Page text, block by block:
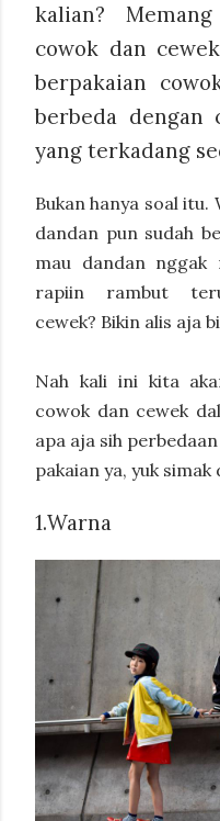
kalian?
cowok dan
berpakaian
berbeda dengan
yang terkadang
Bukan hanya soal
dandan pun sudah
mau dandan nggak
rapiin rambut
cewek? Bikin alis aja
Nah kali ini kita
cowok dan cewek
apa aja sih
pakaian ya, yuk simak
1.Warna